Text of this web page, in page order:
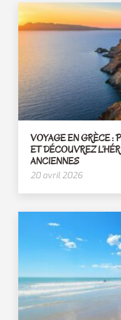
VOYAGE EN GRÈCE :
ET DÉCOUVREZ
ANCIENNES
20 avril 2026